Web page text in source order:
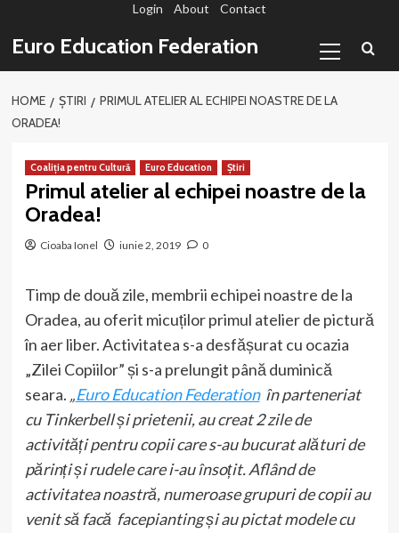
conținut
Login About Contact
Euro Education Federation
Menu
HOME ȘTIRI
PRIMUL ATELIER AL ECHIPEI NOASTRE DE LA
ORADEA!
Coaliția pentru Cultură Euro Education Știri
Primul atelier al echipei noastre de la
Oradea!
Cioaba Ionel iunie 2, 2019 0
Timp de două zile, membrii echipei noastre de la
Oradea, au oferit micuților primul atelier de pictură
în aer liber. Activitatea s-a desfășurat cu ocazia
„Zilei Copiilor” și s-a prelungit până duminică
seara. „Euro Education Federationîn parteneriat
cu Tinkerbell și prietenii, au creat 2 zile de
activități pentru copii care s-au bucurat alături de
părinți și rudele care i-au însoțit. Aflând de
activitatea noastră, numeroase grupuri de copii au
venit să facă facepianting și au pictat modele cu